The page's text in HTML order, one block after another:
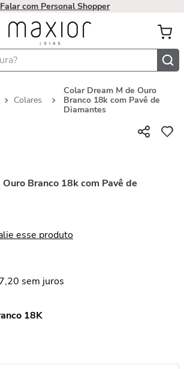
Falar com Personal Shopper
Colares
Colar Dream M de Ouro
Branco 18k com Pavê de
Diamantes
Branco 18k com Pavê de
esse produto
,20 sem juros
18K